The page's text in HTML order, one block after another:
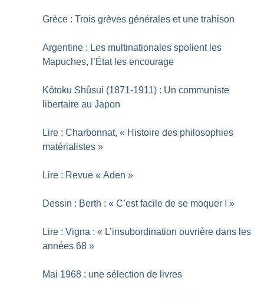
Grèce : Trois grèves générales et une trahison
Argentine : Les multinationales spolient les
Mapuches, l’État les encourage
Kôtoku Shûsui (1871-1911) : Un communiste
libertaire au Japon
Lire : Charbonnat, « Histoire des philosophies
matérialistes »
Lire : Revue « Aden »
Dessin : Berth : « C’est facile de se moquer ! »
Lire : Vigna : « L’insubordination ouvrière dans les
années 68 »
Mai 1968 : une sélection de livres